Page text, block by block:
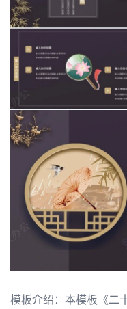
模板介绍：本模板《二